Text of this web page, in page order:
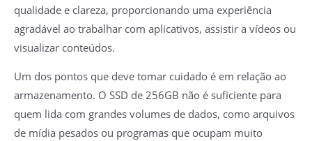
qualidade e clareza, proporcionando uma experiência
agradável ao trabalhar com aplicativos, assistir a vídeos ou
visualizar conteúdos.
Um dos pontos que deve tomar cuidado é em relação ao
armazenamento. O SSD de 256GB não é suficiente para
quem lida com grandes volumes de dados, como arquivos
de mídia pesados ou programas que ocupam muito